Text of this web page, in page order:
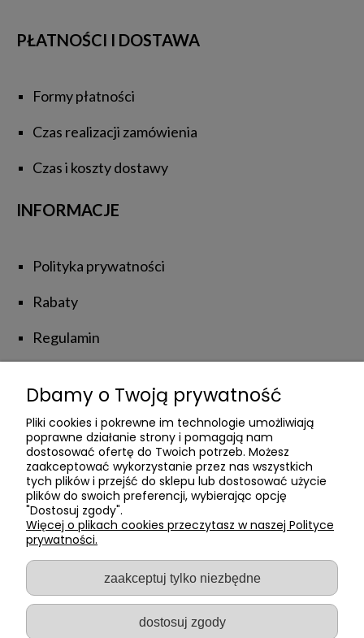
PŁATNOŚCI I DOSTAWA
Formy płatności
Czas realizacji zamówienia
Czas i koszty dostawy
INFORMACJE
Polityka prywatności
Rabaty
Regulamin
NATUROLOVE
Kontakt z Nami
Poznajmy się
Private Label
Dbamy o Twoją prywatność
Pliki cookies i pokrewne im technologie umożliwiają
poprawne działanie strony i pomagają nam
dostosować ofertę do Twoich potrzeb. Możesz
zaakceptować wykorzystanie przez nas wszystkich
tych plików i przejść do sklepu lub dostosować użycie
plików do swoich preferencji, wybierając opcję
"Dostosuj zgody".
Więcej o plikach cookies przeczytasz w naszej Polityce
prywatności.
zaakceptuj tylko niezbędne
dostosuj zgody